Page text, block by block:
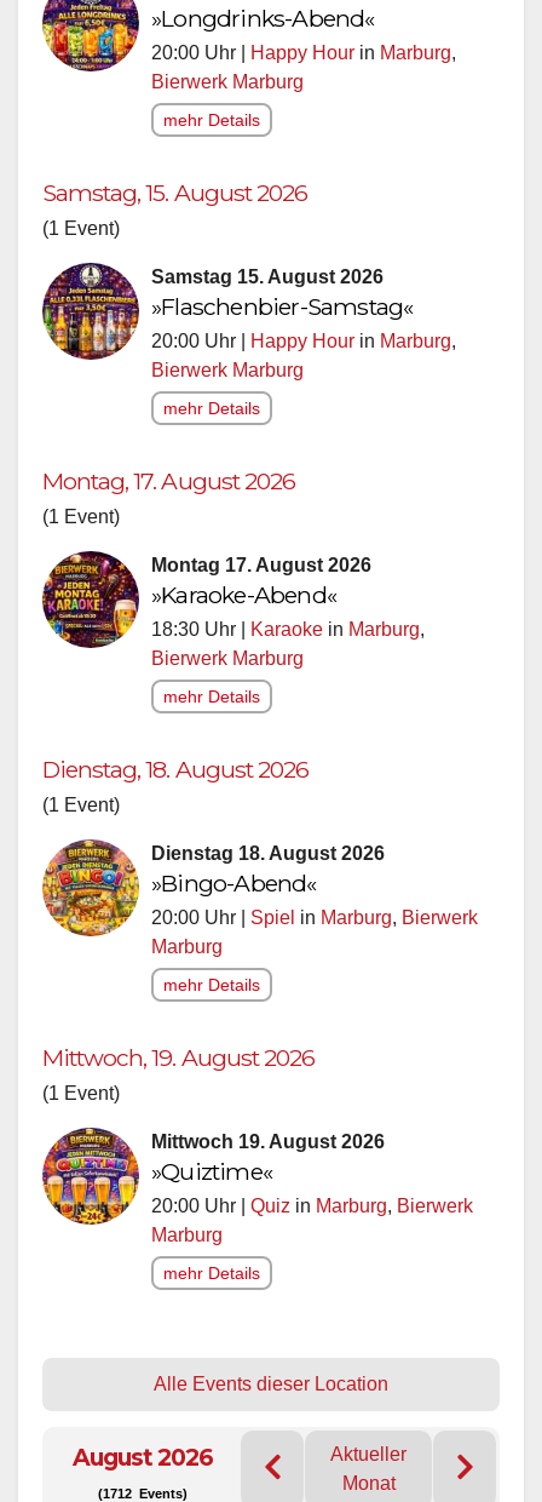
»Longdrinks-Abend«
20:00 Uhr | Happy Hour in Marburg,
Bierwerk Marburg
mehr Details
Samstag, 15. August 2026
(1 Event)
Samstag 15. August 2026
»Flaschenbier-Samstag«
20:00 Uhr | Happy Hour in Marburg,
Bierwerk Marburg
mehr Details
Montag, 17. August 2026
(1 Event)
Montag 17. August 2026
»Karaoke-Abend«
18:30 Uhr | Karaoke in Marburg,
Bierwerk Marburg
mehr Details
Dienstag, 18. August 2026
(1 Event)
Dienstag 18. August 2026
»Bingo-Abend«
20:00 Uhr | Spiel in Marburg, Bierwerk
Marburg
mehr Details
Mittwoch, 19. August 2026
(1 Event)
Mittwoch 19. August 2026
»Quiztime«
20:00 Uhr | Quiz in Marburg, Bierwerk
Marburg
mehr Details
Alle Events dieser Location
August 2026
(1712 Events)
Aktueller
Monat